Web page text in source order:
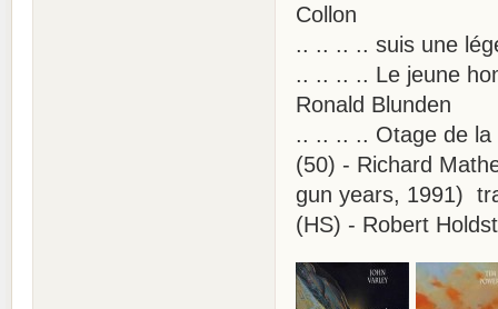
Collon
.. .. .. .. suis une
.. .. .. .. Le jeune
Ronald Blunden
.. .. .. .. Otage de
(50) - Richard
gun years, 1991)
(HS) - Robert